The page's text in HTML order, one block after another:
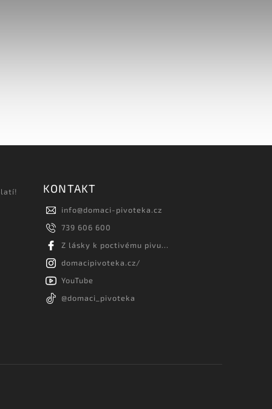
KONTAKT
info@domaci-pivoteka.cz
739 606 600
Z lásky k poctivému pivu...
domacipivoteka.cz/
YouTube
@domaci_pivoteka